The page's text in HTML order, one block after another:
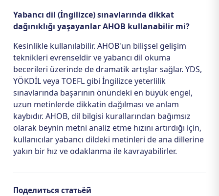
Yabancı dil (İngilizce) sınavlarında dikkat
dağınıklığı yaşayanlar AHOB kullanabilir mi?
Kesinlikle kullanılabilir. AHOB'un bilişsel gelişim
teknikleri evrenseldir ve yabancı dil okuma
becerileri üzerinde de dramatik artışlar sağlar. YDS,
YÖKDİL veya TOEFL gibi İngilizce yeterlilik
sınavlarında başarının önündeki en büyük engel,
uzun metinlerde dikkatin dağılması ve anlam
kaybıdır. AHOB, dil bilgisi kurallarından bağımsız
olarak beynin metni analiz etme hızını artırdığı için,
kullanıcılar yabancı dildeki metinleri de ana dillerine
yakın bir hız ve odaklanma ile kavrayabilirler.
Поделиться статьёй